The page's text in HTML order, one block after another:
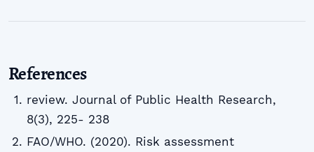
References
review. Journal of Public Health Research,
8(3), 225- 238
FAO/WHO. (2020). Risk assessment